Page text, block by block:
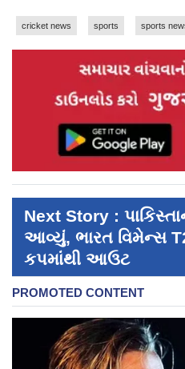
cricket news sports sports
Next Story :
આવ્યું, ભારત વિમેન્સ
કપમાંથી આઉટ